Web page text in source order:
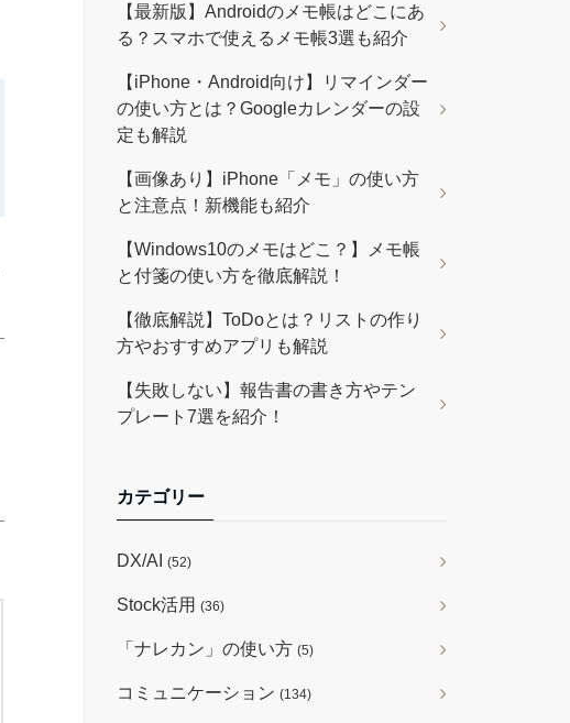
【最新版】Androidのメモ帳はどこにあ
る？スマホで使えるメモ帳3選も紹介
【iPhone・Android向け】リマインダー
の使い方とは？Googleカレンダーの設
定も解説
【画像あり】iPhone「メモ」の使い方
と注意点！新機能も紹介
【Windows10のメモはどこ？】メモ帳
と付箋の使い方を徹底解説！
【徹底解説】ToDoとは？リストの作り
方やおすすめアプリも解説
【失敗しない】報告書の書き方やテン
プレート7選を紹介！
カテゴリー
DX/AI (52)
Stock活用 (36)
「ナレカン」の使い方 (5)
コミュニケーション (134)